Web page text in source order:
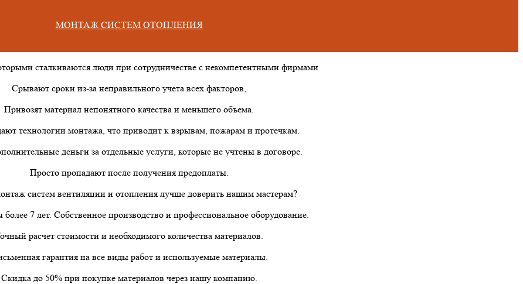
МОНТАЖ СИСТЕМ ОТОПЛЕНИЯ
сталкиваются люди при сотрудничестве с некомпетентными фирмами
Срывают сроки из-за неправильного учета всех факторов,
Привозят материал непонятного качества и меньшего объема.
технологии монтажа, что приводит к взрывам, пожарам и протечкам.
деньги за отдельные услуги, которые не учтены в договоре.
Просто пропадают после получения предоплаты.
систем вентиляции и отопления лучше доверить нашим мастерам?
7 лет. Собственное производство и профессиональное оборудование.
расчет стоимости и необходимого количества материалов.
гарантия на все виды работ и используемые материалы.
Скидка до 50% при покупке материалов через нашу компанию.